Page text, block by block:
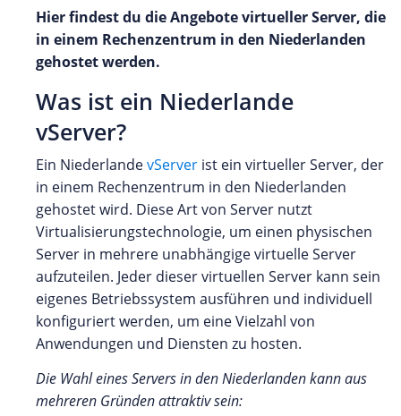
Hier findest du die Angebote virtueller Server, die
in einem Rechenzentrum in den Niederlanden
gehostet werden.
Was ist ein Niederlande
vServer?
Ein NiederlandevServer ist ein virtueller Server, der
in einem Rechenzentrum in den Niederlanden
gehostet wird. Diese Art von Server nutzt
Virtualisierungstechnologie, um einen physischen
Server in mehrere unabhängige virtuelle Server
aufzuteilen. Jeder dieser virtuellen Server kann sein
eigenes Betriebssystem ausführen und individuell
konfiguriert werden, um eine Vielzahl von
Anwendungen und Diensten zu hosten.
Die Wahl eines Servers in den Niederlanden kann aus
mehreren Gründen attraktiv sein: